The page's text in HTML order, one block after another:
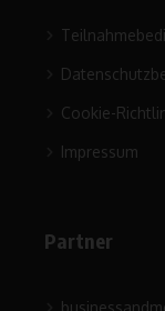
Cookie-
Impressum
Partner